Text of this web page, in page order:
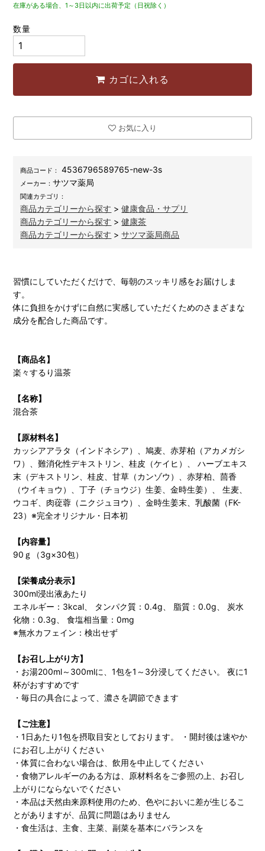
在庫がある場合、1～3日以内に出荷予定（日祝除く）
数量
カゴに入れる
お気に入り
商品コード： 4536796589765-new-3s
メーカー：サツマ薬局
関連カテゴリ：
商品カテゴリーから探す >健康食品・サプリ
商品カテゴリーから探す >健康茶
商品カテゴリーから探す >サツマ薬局商品
習慣にしていただくだけで、毎朝のスッキリ感をお届けしま
す。
体に負担をかけずに自然に実感していただくためのさまざまな
成分を配合した商品です。
【商品名】
楽々するり温茶
【名称】
混合茶
【原材料名】
カッシアアラタ（インドネシア）、鳩麦、赤芽柏（アカメガシ
ワ）、難消化性デキストリン、桂皮（ケイヒ）、 ハーブエキス
末（デキストリン、桂皮、甘草（カンゾウ）、赤芽柏、茴香
（ウイキョウ）、丁子（チョウジ）生姜、金時生姜）、 生麦、
ウコギ、肉蓯蓉（ニクジュヨウ）、金時生姜末、乳酸菌（FK-
23）※完全オリジナル・日本初
【内容量】
90ｇ（3g×30包）
【栄養成分表示】
300ml浸出液あたり
エネルギー：3kcal、 タンパク質：0.4g、 脂質：0.0g、 炭水
化物：0.3g、 食塩相当量：0mg
※無水カフェイン：検出せず
【お召し上がり方】
・お湯200ml～300mlに、1包を1～3分浸してください。 夜に1
杯がおすすめです
・毎日の具合によって、濃さを調節できます
【ご注意】
・1日あたり1包を摂取目安としております。 ・開封後は速やか
にお召し上がりください
・体質に合わない場合は、飲用を中止してください
・食物アレルギーのある方は、原材料名をご参照の上、お召し
上がりにならないでください
・本品は天然由来原料使用のため、色やにおいに差が生じるこ
とがありますが、品質に問題はありません
・食生活は、主食、主菜、副菜を基本にバランスを